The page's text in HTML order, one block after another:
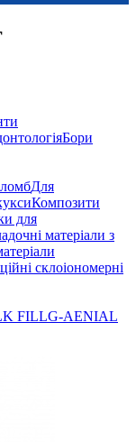
Бори
Для
Композити
для
матеріали з
склоіономерні
FILLG-AENIAL